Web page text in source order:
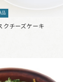
品
クチーズケーキ